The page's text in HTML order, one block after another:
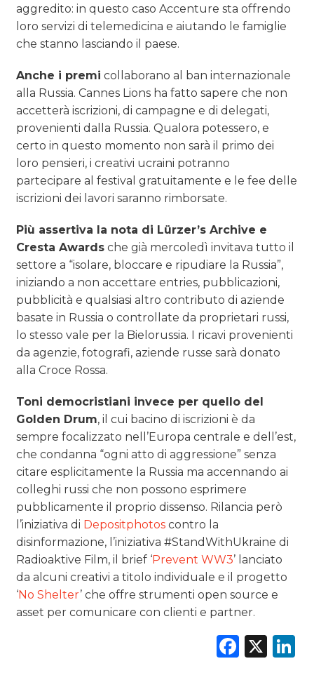
aggredito: in questo caso Accenture sta offrendo
loro servizi di telemedicina e aiutando le famiglie
che stanno lasciando il paese.
Anche i premi collaborano al ban internazionale
alla Russia. Cannes Lions ha fatto sapere che non
accetterà iscrizioni, di campagne e di delegati,
provenienti dalla Russia. Qualora potessero, e
certo in questo momento non sarà il primo dei
loro pensieri, i creativi ucraini potranno
partecipare al festival gratuitamente e le fee delle
iscrizioni dei lavori saranno rimborsate.
Più assertiva la nota di Lürzer’s Archive e
Cresta Awards che già mercoledì invitava tutto il
settore a “isolare, bloccare e ripudiare la Russia”,
iniziando a non accettare entries, pubblicazioni,
pubblicità e qualsiasi altro contributo di aziende
basate in Russia o controllate da proprietari russi,
lo stesso vale per la Bielorussia. I ricavi provenienti
da agenzie, fotografi, aziende russe sarà donato
alla Croce Rossa.
Toni democristiani invece per quello del
Golden Drum, il cui bacino di iscrizioni è da
sempre focalizzato nell’Europa centrale e dell’est,
che condanna “ogni atto di aggressione” senza
citare esplicitamente la Russia ma accennando ai
colleghi russi che non possono esprimere
pubblicamente il proprio dissenso. Rilancia però
l’iniziativa di Depositphotos contro la
disinformazione, l’iniziativa #StandWithUkraine di
Radioaktive Film, il brief ‘Prevent WW3’ lanciato
da alcuni creativi a titolo individuale e il progetto
‘No Shelter’ che offre strumenti open source e
asset per comunicare con clienti e partner.
X